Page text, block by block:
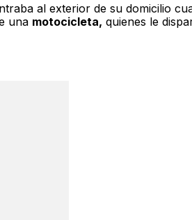
al exterior de su domicilio
una motocicleta, quienes le